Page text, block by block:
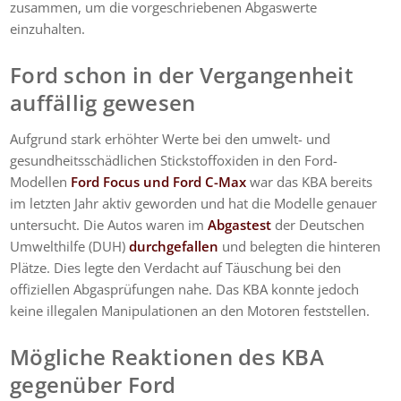
zusammen, um die vorgeschriebenen Abgaswerte
einzuhalten.
Ford schon in der Vergangenheit
auffällig gewesen
Aufgrund stark erhöhter Werte bei den umwelt- und
gesundheitsschädlichen Stickstoffoxiden in den Ford-
Modellen Ford Focus und Ford C-Max war das KBA bereits
im letzten Jahr aktiv geworden und hat die Modelle genauer
untersucht. Die Autos waren imAbgastest der Deutschen
Umwelthilfe (DUH)durchgefallen und belegten die hinteren
Plätze. Dies legte den Verdacht auf Täuschung bei den
offiziellen Abgasprüfungen nahe. Das KBA konnte jedoch
keine illegalen Manipulationen an den Motoren feststellen.
Mögliche Reaktionen des KBA
gegenüber Ford